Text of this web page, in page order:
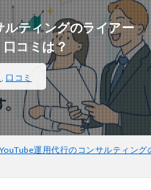
ティングのライアー
コミは？
, 口コミ
YouTube運用代行のコンサルティン